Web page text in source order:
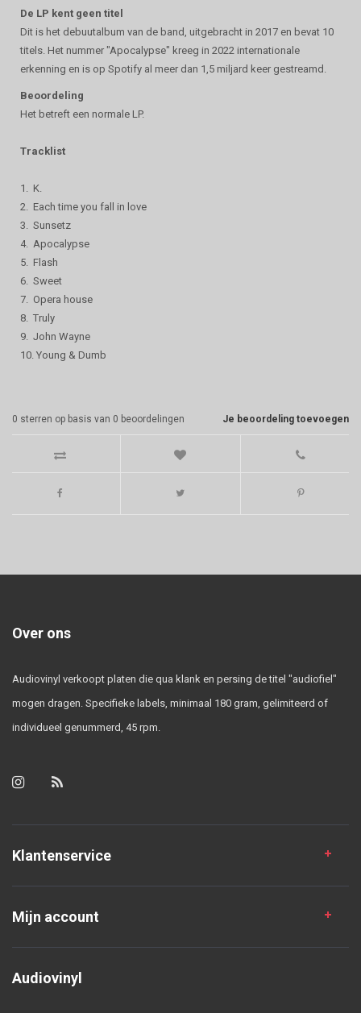
De LP kent geen titel
Dit is het debuutalbum van de band, uitgebracht in 2017 en bevat 10
titels. Het nummer "Apocalypse" kreeg in 2022 internationale
erkenning en is op Spotify al meer dan 1,5 miljard keer gestreamd.
Beoordeling
Het betreft een normale LP.
Tracklist
1. K.
2. Each time you fall in love
3. Sunsetz
4. Apocalypse
5. Flash
6. Sweet
7. Opera house
8. Truly
9. John Wayne
10. Young & Dumb
Je beoordeling toevoegen
0 sterren op basis van 0 beoordelingen
Over ons
Audiovinyl verkoopt platen die qua klank en persing de titel "audiofiel"
mogen dragen. Specifieke labels, minimaal 180 gram, gelimiteerd of
individueel genummerd, 45 rpm.
Klantenservice
Mijn account
Audiovinyl